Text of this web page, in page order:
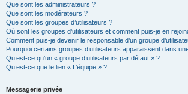
Que sont les administrateurs ?
Que sont les modérateurs ?
Que sont les groupes d’utilisateurs ?
Où sont les groupes d’utilisateurs et comment puis-je en
Comment puis-je devenir le responsable d’un groupe
Pourquoi certains groupes d’utilisateurs apparaissent dans
Qu’est-ce qu’un « groupe d’utilisateurs par défaut » ?
Qu’est-ce que le lien « L’équipe » ?
Messagerie privée